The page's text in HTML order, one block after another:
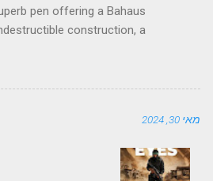
pen offering a Bahaus
construction, a
nib, durable material,
appearance. The bad:
stiff, some visual clutter.
One can easily imagine an
מאי 30, 2024